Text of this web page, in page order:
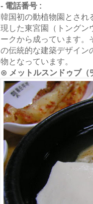
- 電話番号 :
韓国初の動植物園とされ
現した東宮園（トングン
ークから成っています。
の伝統的な建築デザイン
物となっています。
⊙ メットルスンドゥブ（